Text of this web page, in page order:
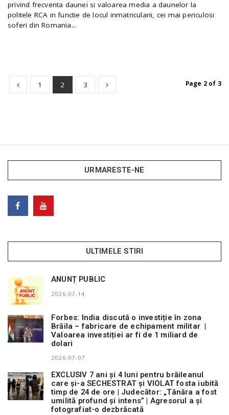
privind frecventa daunei si valoarea media a daunelor la
politele RCA in functie de locul inmatricularii, cei mai periculosi
soferi din Romania...
1 2 3 Page 2 of 3
URMARESTE-NE
ULTIMELE STIRI
ANUNȚ PUBLIC
2026-07-14
Forbes: India discută o investiție în zona
Brăila – fabricare de echipament militar |
Valoarea investiției ar fi de 1 miliard de
dolari
2026-07-07
EXCLUSIV 7 ani și 4 luni pentru brăileanul
care și-a SECHESTRAT și VIOLAT fosta iubită
timp de 24 de ore | Judecător: „Tânăra a fost
umilită profund și intens” | Agresorul a și
fotografiat-o dezbrăcată